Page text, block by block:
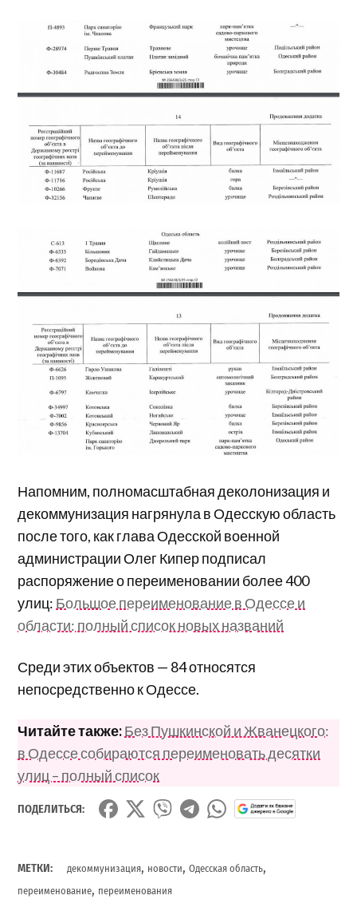
Напомним, полномасштабная деколонизация и
декоммунизация нагрянула в Одесскую область
после того, как глава Одесской военной
администрации Олег Кипер подписал
распоряжение о переименовании более 400
улиц: Большое переименование в Одессе и
области: полный список новых названий
Среди этих объектов — 84 относятся
непосредственно к Одессе.
Читайте также:Без Пушкинской и Жванецкого:
в Одессе собираются переименовать десятки
улиц – полный список
ПОДЕЛИТЬСЯ:
МЕТКИ: декоммунизация, новости,Одесская область,
переименование, переименования